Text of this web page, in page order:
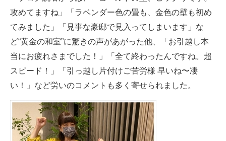
攻めてますね」「ラベンダー色の畳も、金色の壁も初め
てみました」「見事な豪邸で見入ってしまいます」な
ど“黄金の和室”に驚きの声があがった他、「お引越し本
当にお疲れさまでした！」「全て終わったんですね。超
スピード！」「引っ越し片付けご苦労様 早いね〜凄
い！」など労いのコメントも多く寄せられました。